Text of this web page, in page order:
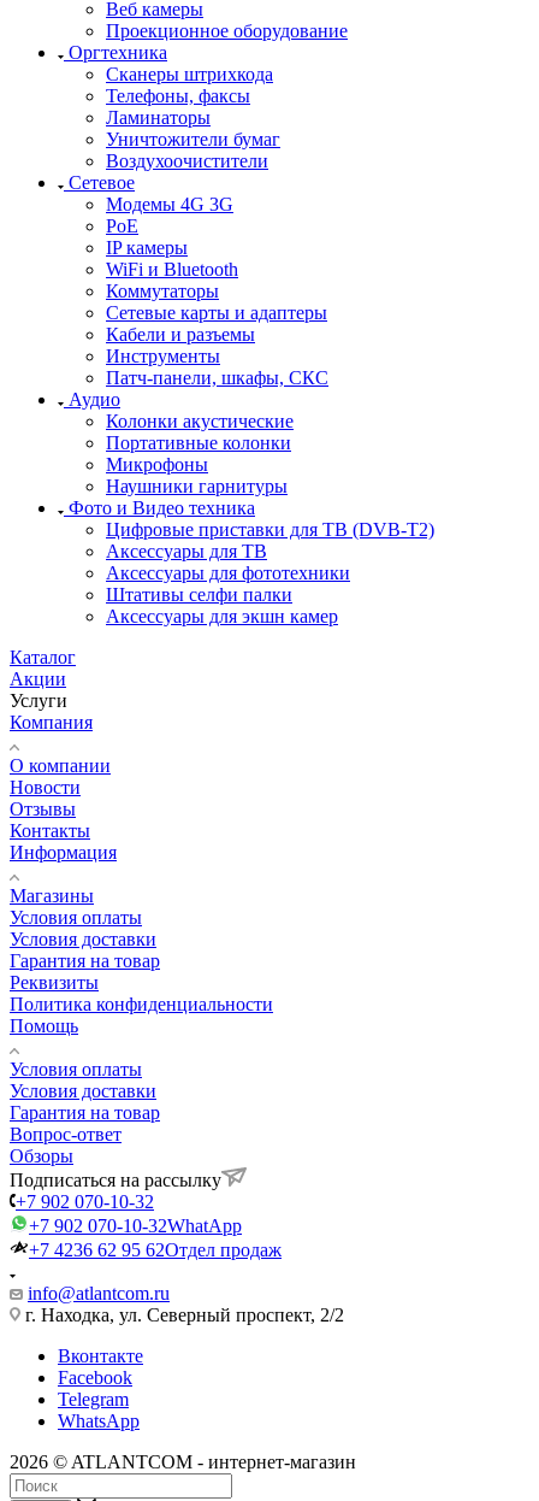
Веб камеры
Проекционное оборудование
Оргтехника
Сканеры штрихкода
Телефоны, факсы
Ламинаторы
Уничтожители бумаг
Воздухоочистители
Сетевое
Модемы 4G 3G
PoE
IP камеры
WiFi и Bluetooth
Коммутаторы
Сетевые карты и адаптеры
Кабели и разъемы
Инструменты
Патч-панели, шкафы, СКС
Аудио
Колонки акустические
Портативные колонки
Микрофоны
Наушники гарнитуры
Фото и Видео техника
Цифровые приставки для ТВ (DVB-T2)
Аксессуары для ТВ
Аксессуары для фототехники
Штативы селфи палки
Аксессуары для экшн камер
Каталог
Акции
Услуги
Компания
О компании
Новости
Отзывы
Контакты
Информация
Магазины
Условия оплаты
Условия доставки
Гарантия на товар
Реквизиты
Политика конфиденциальности
Помощь
Условия оплаты
Условия доставки
Гарантия на товар
Вопрос-ответ
Обзоры
Подписаться на рассылку
+7 902 070-10-32
+7 902 070-10-32WhatApp
+7 4236 62 95 62Отдел продаж
info@atlantcom.ru
г. Находка, ул. Северный проспект, 2/2
Вконтакте
Facebook
Telegram
WhatsApp
2026 © ATLANTCOM - интернет-магазин